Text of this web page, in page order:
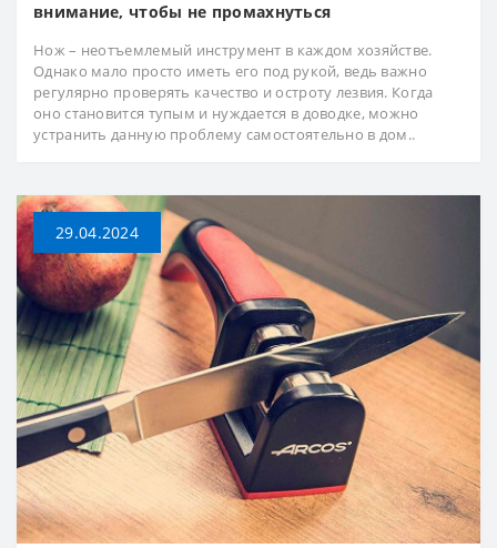
внимание, чтобы не промахнуться
Нож – неотъемлемый инструмент в каждом хозяйстве.
Однако мало просто иметь его под рукой, ведь важно
регулярно проверять качество и остроту лезвия. Когда
оно становится тупым и нуждается в доводке, можно
устранить данную проблему самостоятельно в дом..
29.04.2024